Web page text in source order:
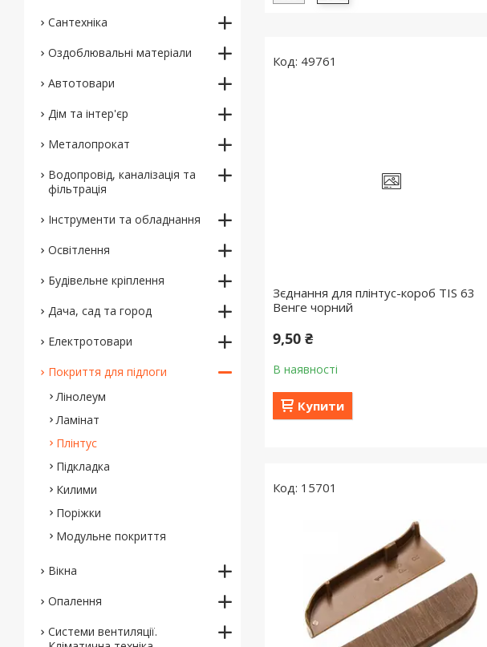
49761
Зєднання для плінтус-короб TIS 63
Венге чорний
9,50 ₴
В наявності
Купити
15701
Сантехніка
Оздоблювальні матеріали
Автотовари
Дім та інтер'єр
Металопрокат
Водопровід, каналізація та
фільтрація
Інструменти та обладнання
Освітлення
Будівельне кріплення
Дача, сад та город
Електротовари
Покриття для підлоги
Лінолеум
Ламінат
Плінтус
Підкладка
Килими
Поріжки
Модульне покриття
Вікна
Опалення
Системи вентиляції.